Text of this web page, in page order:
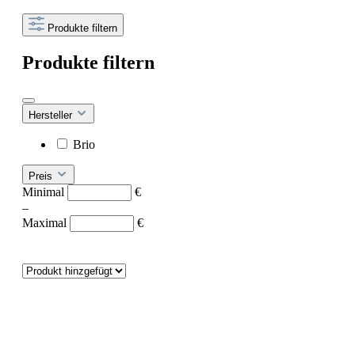
Produkte filtern
Produkte filtern
Hersteller
Brio
Preis
Minimal
€
–
Maximal
€